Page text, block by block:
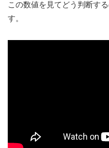
この数値を見てどう判断す
す。